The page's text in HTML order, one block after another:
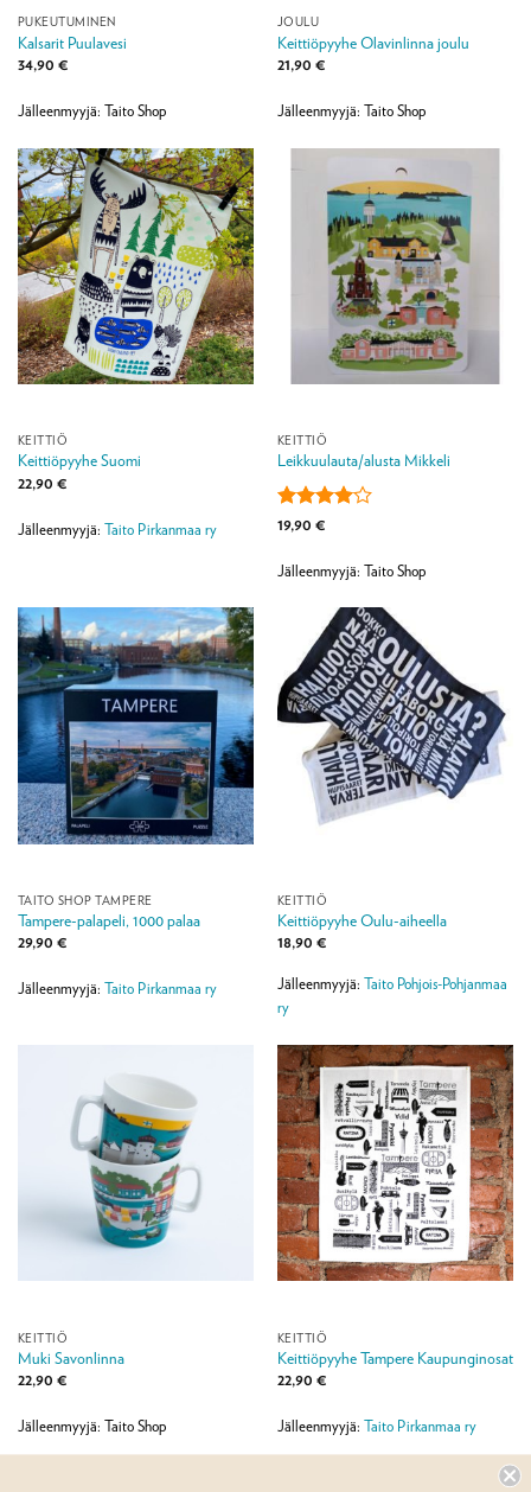
PUKEUTUMINEN
Kalsarit Puulavesi
34,90 €
Jälleenmyyjä: Taito Shop
JOULU
Keittiöpyyhe Olavinlinna joulu
21,90 €
Jälleenmyyjä: Taito Shop
KEITTIÖ
Keittiöpyyhe Suomi
22,90 €
Jälleenmyyjä: Taito Pirkanmaa ry
KEITTIÖ
Leikkuulauta/alusta Mikkeli
Arvostelu
4 / 5
19,90 €
Jälleenmyyjä: Taito Shop
TAITO SHOP TAMPERE
Tampere-palapeli, 1000 palaa
29,90 €
Jälleenmyyjä: Taito Pirkanmaa ry
KEITTIÖ
Keittiöpyyhe Oulu-aiheella
18,90 €
Jälleenmyyjä: Taito Pohjois-Pohjanmaa
ry
KEITTIÖ
Muki Savonlinna
22,90 €
Jälleenmyyjä: Taito Shop
KEITTIÖ
Keittiöpyyhe Tampere Kaupunginosat
22,90 €
Jälleenmyyjä: Taito Pirkanmaa ry